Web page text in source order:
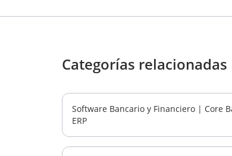
Categorías relacionadas
Software Bancario y Financiero | Core
ERP